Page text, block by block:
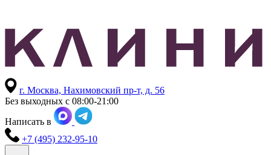
г. Москва, Нахимовский пр-т, д. 56
Без выходных с 08:00-21:00
Написать в
+7 (495) 232-95-10